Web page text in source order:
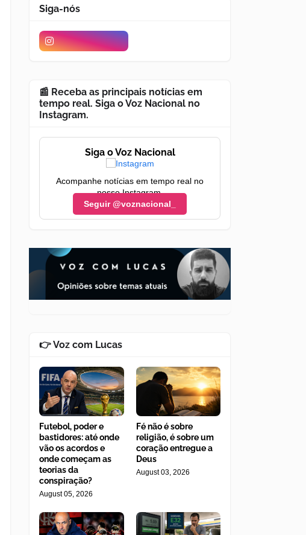
Siga-nós
📰 Receba as principais notícias em
tempo real. Siga o Voz Nacional no
Instagram.
Siga o Voz Nacional
Acompanhe notícias em tempo real no
nosso Instagram.
Seguir @voznacional_
👉 Voz com Lucas
Futebol, poder e
bastidores: até onde
vão os acordos e
onde começam as
teorias da
conspiração?
August 05, 2026
Fé não é sobre
religião, é sobre um
coração entregue a
Deus
August 03, 2026